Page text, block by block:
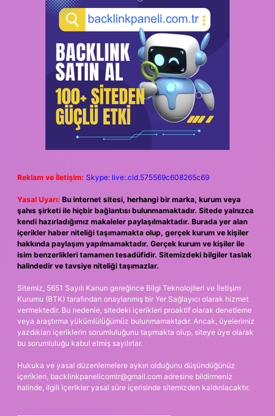
Reklam ve İletişim: Skype: live:.cid.575569c608265c69
Yasal Uyarı: Bu internet sitesi, herhangi bir marka, kurum veya
şahıs şirketi ile hiçbir bağlantısı bulunmamaktadır. Sitede yalnızca
kendi hazırladığımız makaleler paylaşılmaktadır. Burada yer alan
içerikler haber niteliği taşımamakta olup, gerçek kurum ve kişiler
hakkında paylaşım yapılmamaktadır. Gerçek kurum ve kişiler ile
isim benzerlikleri tamamen tesadüfidir. Sitemizdeki bilgiler taslak
halindedir ve tavsiye niteliği taşımazlar.
Sitemiz, 5651 Sayılı Kanun gereğince Bilgi Teknolojileri ve İletişim
Kurumu (BTK) tarafından onaylanmış bir Yer Sağlayıcı olarak hizmet
vermektedir. Bu nedenle, sitedeki içerikleri proaktif olarak denetleme
veya araştırma yükümlülüğümüz bulunmamaktadır. Ancak, üyelerimiz
yazdıkları içeriklerin sorumluluğunu taşımakta olup, siteye üye olarak
bu sorumluluğu kabul etmiş sayılırlar.
Hukuka ve yasal düzenlemelere aykırı olduğunu düşündüğünüz
içerikleri, backlinkpanelicomtr@gmail.com adresine bildirmeniz
halinde, ilgili içerikler yasal süre içerisinde sitemizden kaldırılacaktır.